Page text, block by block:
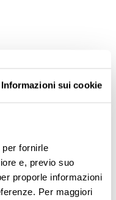
Informazioni sui cookie
fornirle
e, previo suo
proporle informazioni
Per maggiori